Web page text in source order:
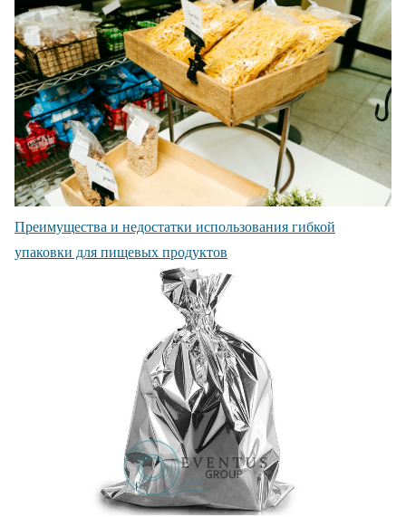
Преимущества и недостатки использования гибкой
упаковки для пищевых продуктов